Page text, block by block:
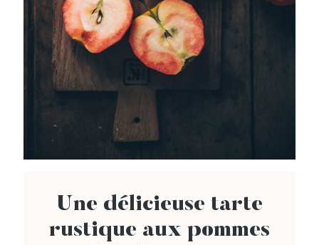
Une délicieuse tarte
rustique aux pommes